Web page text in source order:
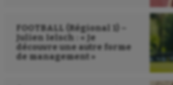
FOOTBALL (Régional 1) –
Julien Ielsch : « Je
découvre une autre forme
de management »